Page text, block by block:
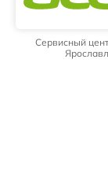
Сервисный